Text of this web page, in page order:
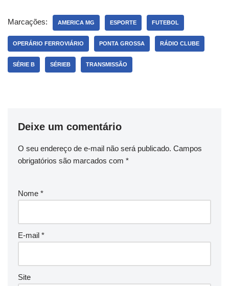
Marcações: AMERICA MG ESPORTE FUTEBOL
OPERÁRIO FERROVIÁRIO PONTA GROSSA RÁDIO CLUBE
SÉRIE B SÉRIEB TRANSMISSÃO
Deixe um comentário
O seu endereço de e-mail não será publicado. Campos
obrigatórios são marcados com *
Nome *
E-mail *
Site